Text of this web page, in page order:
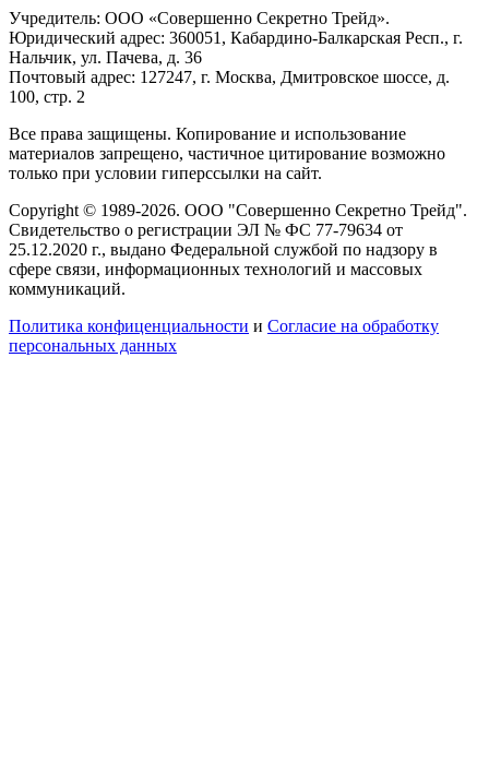
Учредитель: ООО «Совершенно Секретно Трейд».
Юридический адрес: 360051, Кабардино-Балкарская Респ., г.
Нальчик, ул. Пачева, д. 36
Почтовый адрес: 127247, г. Москва, Дмитровское шоссе, д.
100, стр. 2
Все права защищены. Копирование и использование
материалов запрещено, частичное цитирование возможно
только при условии гиперссылки на сайт.
Copyright © 1989-2026. ООО "Совершенно Секретно Трейд".
Свидетельство о регистрации ЭЛ № ФС 77-79634 от
25.12.2020 г., выдано Федеральной службой по надзору в
сфере связи, информационных технологий и массовых
коммуникаций.
Политика конфиценциальности и Согласие на обработку
персональных данных